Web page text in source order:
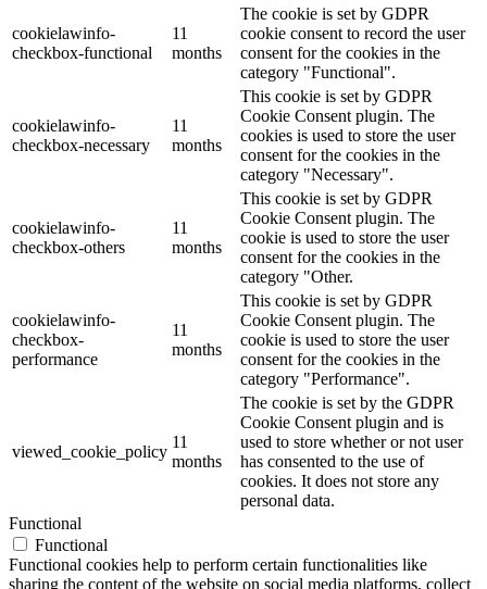
cookielawinfo-
checkbox-functional
11
months
The cookie is set by GDPR
cookie consent to record the user
consent for the cookies in the
category "Functional".
cookielawinfo-
checkbox-necessary
11
months
This cookie is set by GDPR
Cookie Consent plugin. The
cookies is used to store the user
consent for the cookies in the
category "Necessary".
cookielawinfo-
checkbox-others
11
months
This cookie is set by GDPR
Cookie Consent plugin. The
cookie is used to store the user
consent for the cookies in the
category "Other.
cookielawinfo-
checkbox-
performance
11
months
This cookie is set by GDPR
Cookie Consent plugin. The
cookie is used to store the user
consent for the cookies in the
category "Performance".
viewed_cookie_policy
11
months
The cookie is set by the GDPR
Cookie Consent plugin and is
used to store whether or not user
has consented to the use of
cookies. It does not store any
personal data.
Functional
Functional
Functional cookies help to perform certain functionalities like
sharing the content of the website on social media platforms, collect